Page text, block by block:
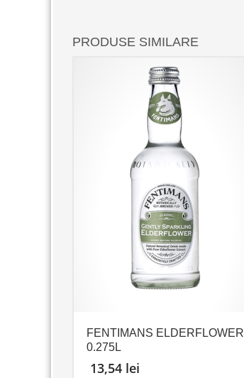
PRODUSE SIMILARE
FENTIMANS ELDERFLOWER
0.275L
13,54 lei